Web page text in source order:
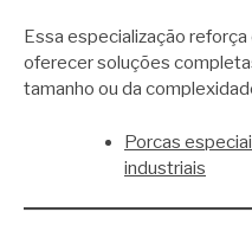
Essa especialização
oferecer soluções
tamanho ou da
Porcas
industriais